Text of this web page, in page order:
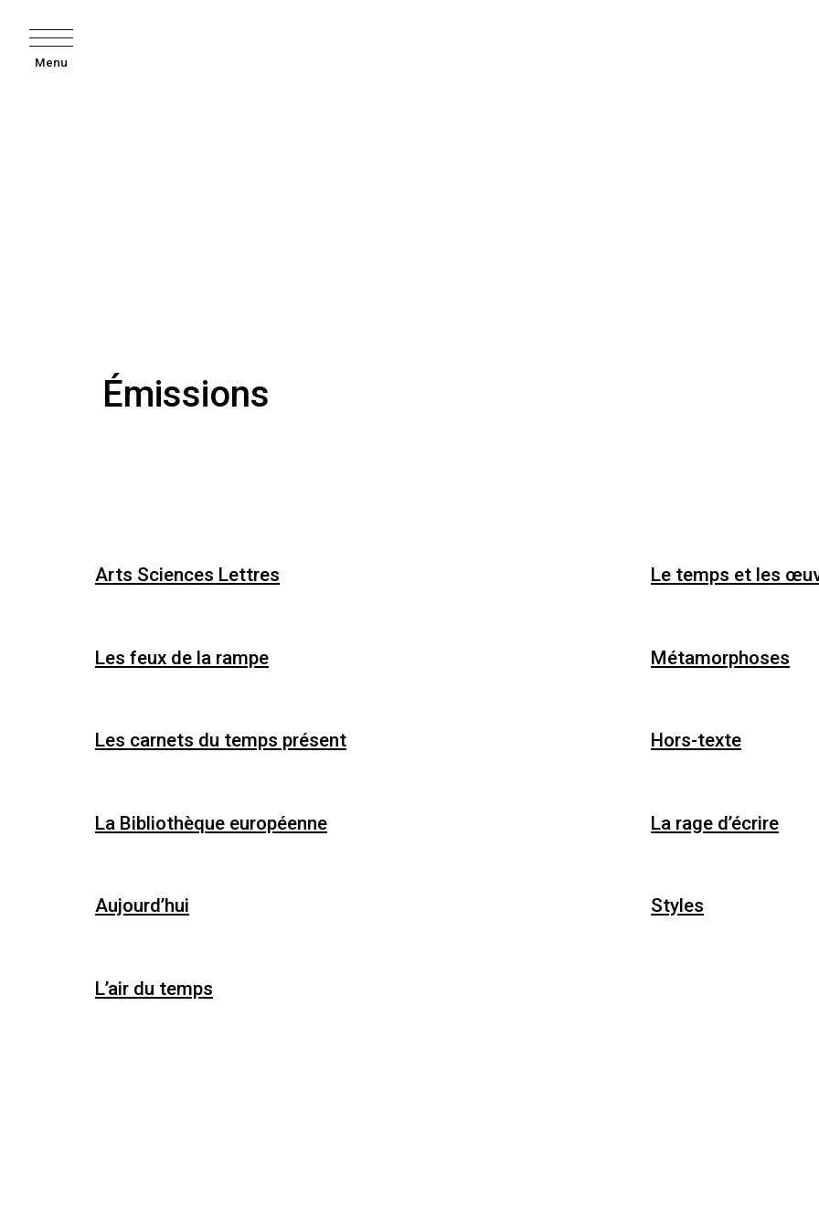
Menu
Émissions
Arts Sciences Lettres Le temps et les
Les feux de la rampe Métamorphoses
Les carnets du temps présent Hors-texte
La Bibliothèque européenne La rage d’écrire
Aujourd’hui Styles
L’air du temps